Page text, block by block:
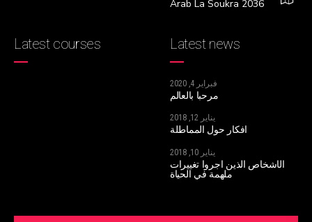
Arab La Soukra 2036
Latest news
فبراير 4, 2020
مرحبا بالعالم
يناير 12, 2018
أفكار حول المماطلة
يناير 10, 2018
الأشخاص الذين أجروا تغييرات
ملهمة في الحياة
Latest courses